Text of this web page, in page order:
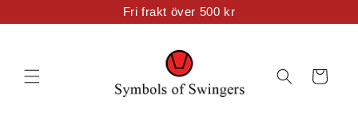
Fri frakt över 500 kr
till
Varukorg